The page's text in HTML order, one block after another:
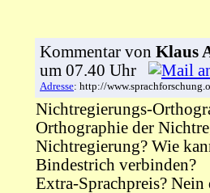
Kommentar von Klaus
um 07.40 Uhr
Adresse: http://
Nichtregierungs-
Orthographie der
Nichtregierung? Wie
Bindestrich verbinden?
Extra-Sprachpreis? Nein